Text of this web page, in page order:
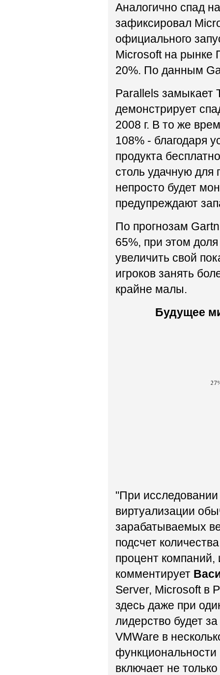
Аналогично спад
зафиксировал
официального
Microsoft на рынке
20%. По данным
Parallels замыкает
демонстрирует
2008 г. В то же
108% - благодаря
продукта
столь удачную для
непросто будет
предупреждают
По прогнозам
65%, при этом
увеличить свой
игроков занять
крайне малы.
Будущее
"При
виртуализации
зарабатываемых
подсчет
процент
комментирует
Server, Microsoft в
здесь даже при
лидерство будет
VMWare в
функциональности
включает не